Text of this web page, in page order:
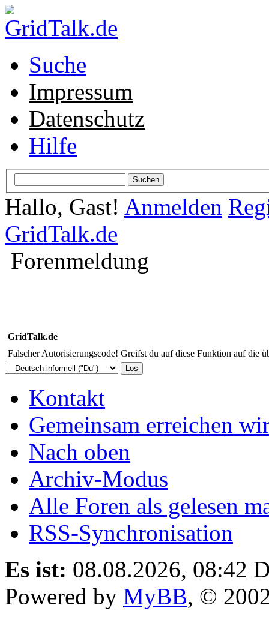
Suche
Impressum
Datenschutz
Hilfe
Hallo, Gast! Anmelden
GridTalk.de
Forenmeldung
GridTalk.de
Falscher Autorisierungscode! Greifst du auf diese Funktion auf die
Kontakt
Gemeinsam erreichen
Nach oben
Archiv-Modus
Alle Foren als gelesen
RSS-Synchronisation
Es ist: 08.08.2026, 08:42
Powered by MyBB, ©